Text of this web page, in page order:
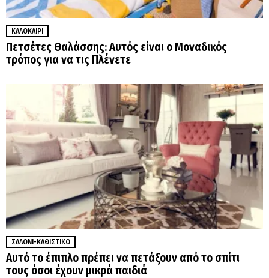
ΚΑΛΟΚΑΊΡΙ
Πετσέτες Θαλάσσης: Αυτός είναι ο Μοναδικός
τρόπος για να τις Πλένετε
ΣΑΛΌΝΙ-ΚΑΘΙΣΤΙΚΌ
Αυτό το έπιπλο πρέπει να πετάξουν από το σπίτι
τους όσοι έχουν μικρά παιδιά